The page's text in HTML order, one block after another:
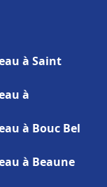
à Saint
à
à Bouc Bel
à Beaune